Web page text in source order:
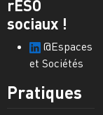
rESO
sociaux !
@Espaces
et Sociétés
Pratiques